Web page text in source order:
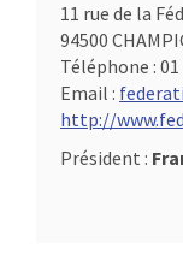
11 rue de la
94500
Téléphone : 01
Email :
http://
Président :